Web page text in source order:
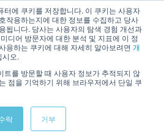
터에 쿠키를 저장합니다. 이 쿠키는 사용자
작용하는지에 대한 정보를 수집하고 당사
됩니다. 당사는 사용자의 탐색 경험 개선과
디어 방문자에 대한 분석 및 지표에 이 정
용하는 쿠키에 대해 자세히 알아보려면 개
시오.
트를 방문할 때 사용자 정보가 추적되지 않
점을 기억하기 위해 브라우저에서 단일 쿠
락 거부
OT
IEC62443